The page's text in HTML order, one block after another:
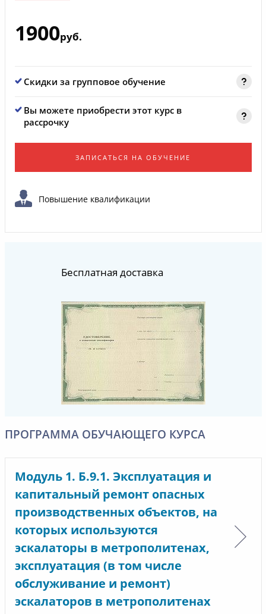
1900руб.
Скидки за групповое обучение
Вы можете приобрести этот курс в
рассрочку
ЗАПИСАТЬСЯ НА ОБУЧЕНИЕ
Повышение квалификации
Бесплатная доставка
ПРОГРАММА ОБУЧАЮЩЕГО КУРСА
Модуль 1. Б.9.1. Эксплуатация и
капитальный ремонт опасных
производственных объектов, на
которых используются
эскалаторы в метрополитенах,
эксплуатация (в том числе
обслуживание и ремонт)
эскалаторов в метрополитенах